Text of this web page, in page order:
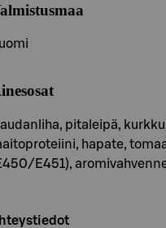
pitaleipä,
hapate,
E451),